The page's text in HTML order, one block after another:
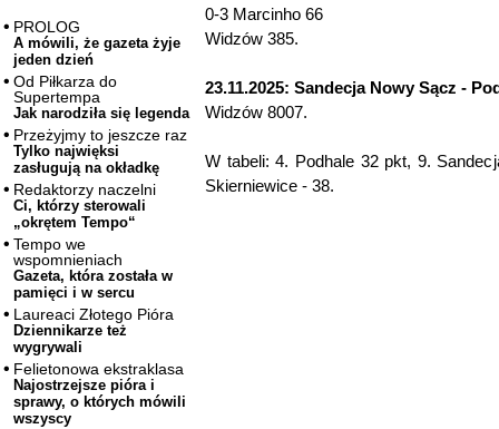
PROLOG
A mówili, że gazeta żyje
jeden dzień
Od Piłkarza do
Supertempa
Jak narodziła się legenda
Przeżyjmy to jeszcze raz
Tylko najwięksi
zasługują na okładkę
Redaktorzy naczelni
Ci, którzy sterowali
„okrętem Tempo“
Tempo we
wspomnieniach
Gazeta, która została w
pamięci i w sercu
Laureaci Złotego Pióra
Dziennikarze też
wygrywali
Felietonowa ekstraklasa
Najostrzejsze pióra i
sprawy, o których mówili
wszyscy
0-3 Marcinho 66
Widzów 385.
23.11.2025: Sandecja Nowy Sącz -
Widzów 8007.
W tabeli: 4. Podhale 32 pkt, 9.
Skierniewice - 38.